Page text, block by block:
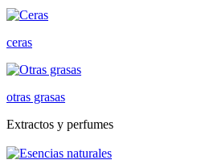
ceras
otras grasas
Extractos y perfumes